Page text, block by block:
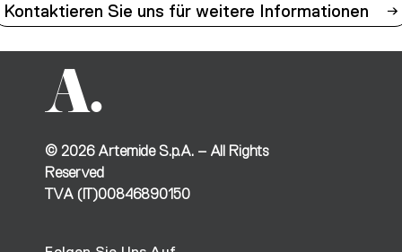
Kontaktieren Sie uns für weitere Informationen
© 2026Artemide S.p.A. – All Rights
Reserved
TVA (IT)00846890150